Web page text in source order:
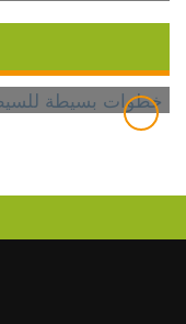
7 خطوات